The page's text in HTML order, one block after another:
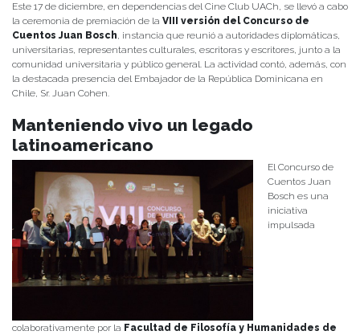
Este 17 de diciembre, en dependencias del Cine Club UACh, se llevó a cabo
la ceremonia de premiación de la VIII versión del Concurso de
Cuentos Juan Bosch, instancia que reunió a autoridades diplomáticas,
universitarias, representantes culturales, escritoras y escritores, junto a la
comunidad universitaria y público general. La actividad contó, además, con
la destacada presencia del Embajador de la República Dominicana en
Chile, Sr. Juan Cohen.
Manteniendo vivo un legado
latinoamericano
El Concurso de
Cuentos Juan
Bosch es una
iniciativa
impulsada
colaborativamente por la Facultad de Filosofía y Humanidades de